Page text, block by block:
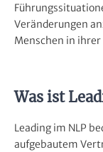
Veränderungen
Menschen in
Was ist
Leading im NLP
aufgebautem